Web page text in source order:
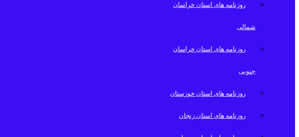
روزنامه های استان خراسان
شمالی
روزنامه های استان خراسان
جنوبی
روزنامه های استان خوزستان
روزنامه های استان زنجان